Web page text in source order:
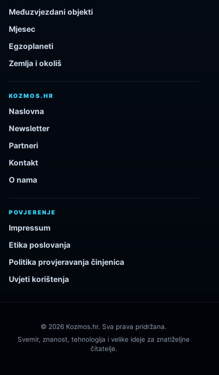
Međuzvjezdani objekti
Mjesec
Egzoplaneti
Zemlja i okoliš
KOZMOS.HR
Naslovna
Newsletter
Partneri
Kontakt
O nama
POVJERENJE
Impressum
Etika poslovanja
Politika provjeravanja činjenica
Uvjeti korištenja
© 2026 Kozmos.hr. Sva prava pridržana.
Svemir, znanost, tehnologija i velike ideje za znatiželjne
čitatelje.